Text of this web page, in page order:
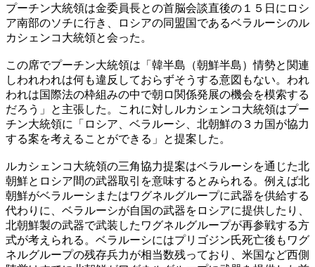
プーチン大統領は金委員長との首脳会談直後の１５日にロシ
ア南部のソチに行き、ロシアの同盟国であるベラルーシのル
カシェンコ大統領と会った。
この席でプーチン大統領は「韓半島（朝鮮半島）情勢と関連
しわれわれは何も違反しておらずそうする意図もない。われ
われは国際法の枠組みの中で朝ロ関係発展の機会を模索する
だろう」と主張した。これに対しルカシェンコ大統領はプー
チン大統領に「ロシア、ベラルーシ、北朝鮮の３カ国が協力
する案を考えることができる」と提案した。
ルカシェンコ大統領の三角協力提案はベラルーシを通じた北
朝鮮とロシア間の武器取引を意味するとみられる。例えば北
朝鮮がベラルーシまたはワグネルグループに武器を供給する
代わりに、ベラルーシが自国の武器をロシアに提供したり、
北朝鮮製の武器で武装したワグネルグループが再参戦する方
式が考えられる。ベラルーシにはプリゴジン氏死亡後もワグ
ネルグループの残存兵力が相当数残っており、米国など西側